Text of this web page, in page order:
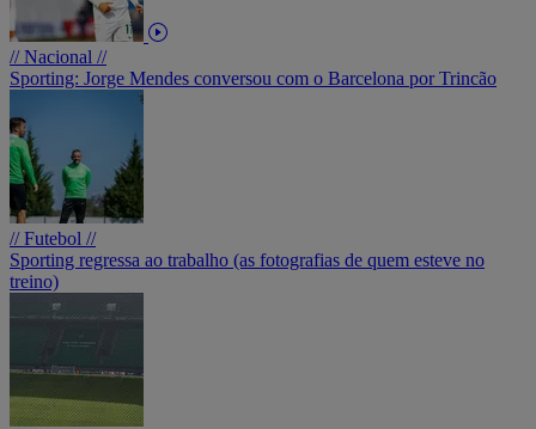
// Nacional //
Sporting: Jorge Mendes conversou com o Barcelona por Trincão
// Futebol //
Sporting regressa ao trabalho (as fotografias de quem esteve no
treino)